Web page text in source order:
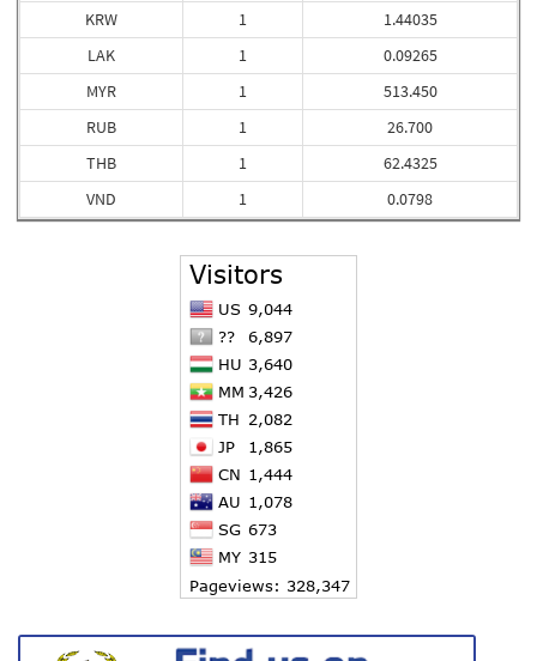
KRW
LAK
MYR
RUB
THB
VND
1
1
1
1
1
1
1.44035
0.09265
513.450
26.700
62.4325
0.0798